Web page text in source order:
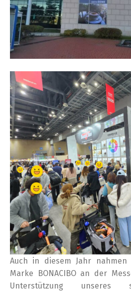
Auch in diesem Jahr
Marke BONACIBO an der
Unterstützung unseres